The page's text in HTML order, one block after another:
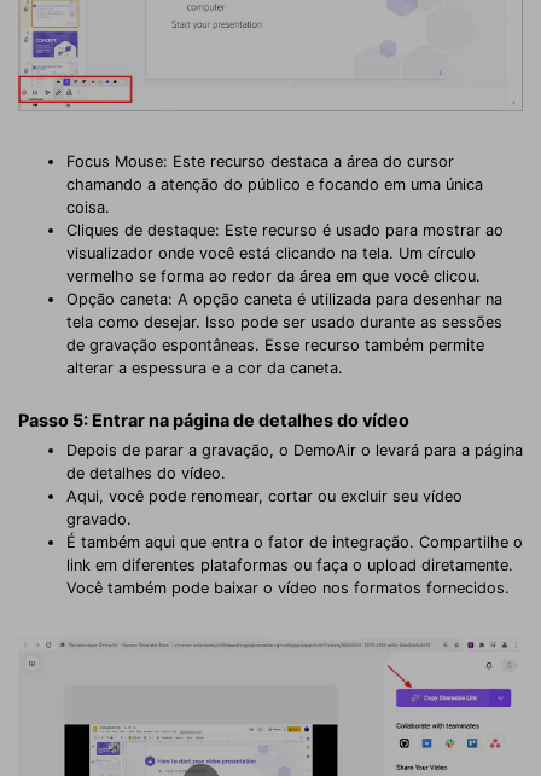
Focus Mouse: Este recurso destaca a área do cursor
chamando a atenção do público e focando em uma única
coisa.
Cliques de destaque: Este recurso é usado para mostrar ao
visualizador onde você está clicando na tela. Um círculo
vermelho se forma ao redor da área em que você clicou.
Opção caneta: A opção caneta é utilizada para desenhar na
tela como desejar. Isso pode ser usado durante as sessões
de gravação espontâneas. Esse recurso também permite
alterar a espessura e a cor da caneta.
Passo 5: Entrar na página de detalhes do vídeo
Depois de parar a gravação, o DemoAir o levará para a página
de detalhes do vídeo.
Aqui, você pode renomear, cortar ou excluir seu vídeo
gravado.
É também aqui que entra o fator de integração. Compartilhe o
link em diferentes plataformas ou faça o upload diretamente.
Você também pode baixar o vídeo nos formatos fornecidos.